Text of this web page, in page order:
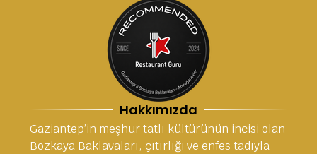
Hakkımızda
Gaziantep’in meşhur tatlı kültürünün incisi olan
Bozkaya Baklavaları, çıtırlığı ve enfes tadıyla